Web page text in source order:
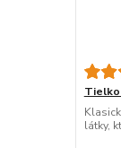
Tielko
látky,